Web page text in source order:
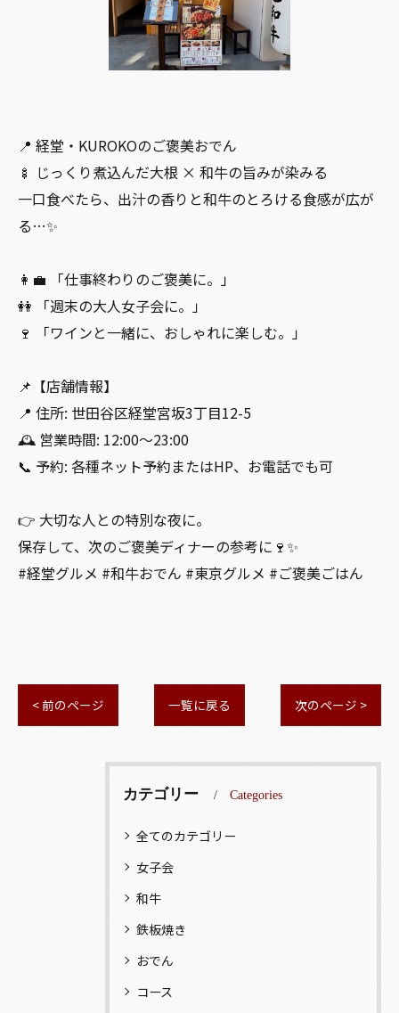
📍 経堂・KUROKOのご褒美おでん
🍢 じっくり煮込んだ大根 × 和牛の旨みが染みる
一口食べたら、出汁の香りと和牛のとろける食感が広が
る…✨
👩‍💼 「仕事終わりのご褒美に。」
👭 「週末の大人女子会に。」
🍷 「ワインと一緒に、おしゃれに楽しむ。」
📌【店舗情報】
📍 住所: 世田谷区経堂宮坂3丁目12-5
🕰 営業時間: 12:00〜23:00
📞 予約: 各種ネット予約またはHP、お電話でも可
👉 大切な人との特別な夜に。
保存して、次のご褒美ディナーの参考に🍷✨
#経堂グルメ #和牛おでん #東京グルメ #ご褒美ごはん
< 前のページ 一覧に戻る 次のページ >
カテゴリー Categories
全てのカテゴリー
女子会
和牛
鉄板焼き
おでん
コース